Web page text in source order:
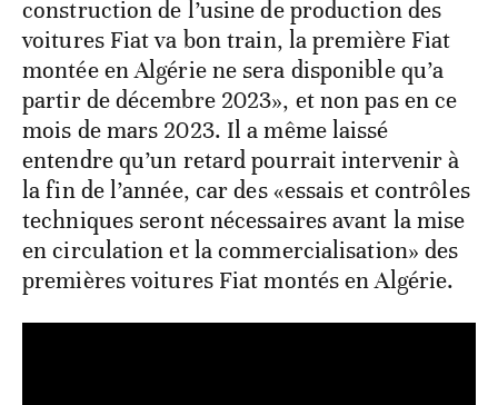
construction de l’usine de production des
voitures Fiat va bon train, la première Fiat
montée en Algérie ne sera disponible qu’a
partir de décembre 2023», et non pas en ce
mois de mars 2023. Il a même laissé
entendre qu’un retard pourrait intervenir à
la fin de l’année, car des «essais et contrôles
techniques seront nécessaires avant la mise
en circulation et la commercialisation» des
premières voitures Fiat montés en Algérie.